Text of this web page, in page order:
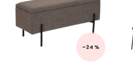
–24 %